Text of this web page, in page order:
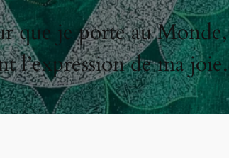
que je porte au Monde,
l’expression de ma joie.